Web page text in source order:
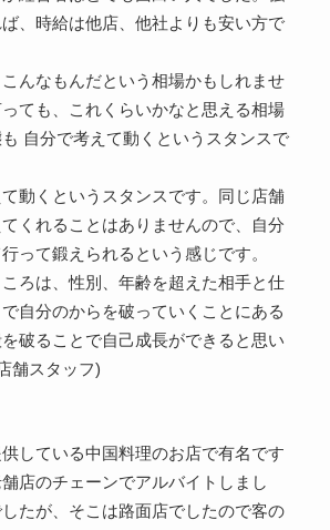
、時給は他店、他社よりも安い方で
んなもんだという相場かもしれませ
ても、これくらいかなと思える相場
自分で考えて動くというスタンスで
動くというスタンスです。同じ店舗
くれることはありませんので、自分
って鍛えられるという感じです。
ろは、性別、年齢を超えた相手と仕
自分のからを破っていくことにある
破ることで自己成長ができると思い
舗スタッフ)
している中国料理のお店で有名です
店のチェーンでアルバイトしまし
たが、そこは路面店でしたので客の